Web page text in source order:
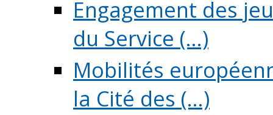
Engagement des
du Service (...)
Mobilités
la Cité des (...)